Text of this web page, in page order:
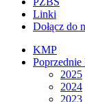
Linki
Dołącz do
KMP
Poprzednie
2025
2024
2023